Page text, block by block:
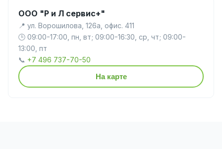
ООО "Р и Л сервис+"
📍 ул. Ворошилова, 126а, офис. 411
🕒 09:00-17:00, пн, вт; 09:00-16:30, ср, чт; 09:00-
13:00, пт
📞 +7 496 737-70-50
На карте